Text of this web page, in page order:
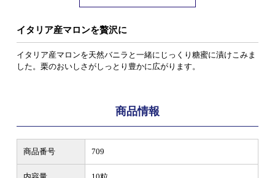
イタリア産マロンを贅沢に
イタリア産マロンを天然バニラと一緒にじっくり糖蜜に漬けこみま
した。栗のおいしさがしっとり豊かに広がります。
商品情報
商品番号 709